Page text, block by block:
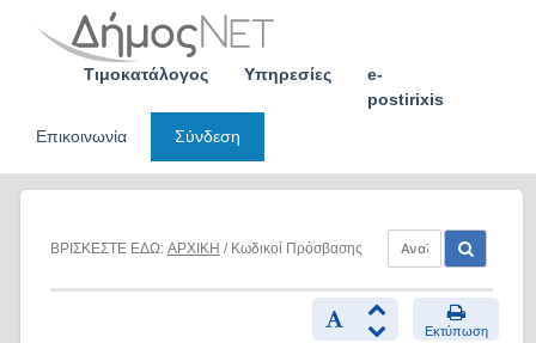
Τιμοκατάλογος Υπηρεσίες
e-
postirixis
Επικοινωνία
Σύνδεση
ΒΡΙΣΚΕΣΤΕ ΕΔΩ: ΑΡΧΙΚΗ / Κωδικοί Πρόσβασης
Εκτύπωση